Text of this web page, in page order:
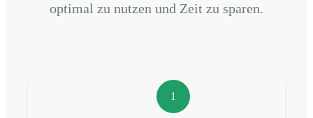
optimal zu nutzen und Zeit zu sparen.
1